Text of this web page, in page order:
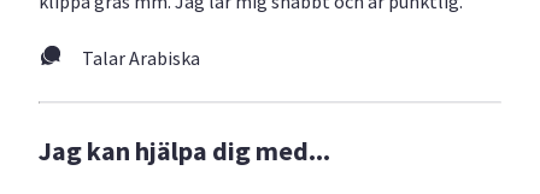
Talar Arabiska
Jag kan hjälpa dig med...